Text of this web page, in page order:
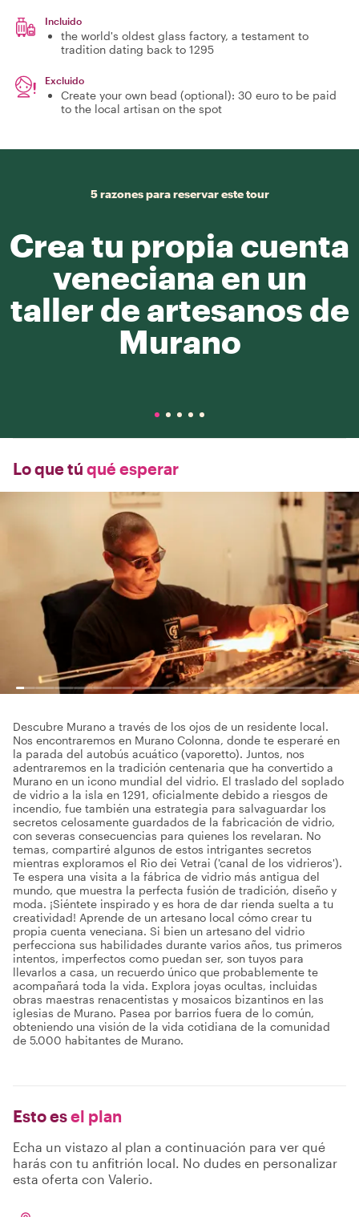
Incluido
the world's oldest glass factory, a testament to
tradition dating back to 1295
Excluido
Create your own bead (optional): 30 euro to be paid
to the local artisan on the spot
5 razones para reservar este tour
Crea tu propia cuenta
veneciana en un
taller de artesanos de
Murano
Lo que tú qué esperar
Descubre Murano a través de los ojos de un residente local.
Nos encontraremos en Murano Colonna, donde te esperaré en
la parada del autobús acuático (vaporetto). Juntos, nos
adentraremos en la tradición centenaria que ha convertido a
Murano en un icono mundial del vidrio. El traslado del soplado
de vidrio a la isla en 1291, oficialmente debido a riesgos de
incendio, fue también una estrategia para salvaguardar los
secretos celosamente guardados de la fabricación de vidrio,
con severas consecuencias para quienes los revelaran. No
temas, compartiré algunos de estos intrigantes secretos
mientras exploramos el Rio dei Vetrai ('canal de los vidrieros').
Te espera una visita a la fábrica de vidrio más antigua del
mundo, que muestra la perfecta fusión de tradición, diseño y
moda. ¡Siéntete inspirado y es hora de dar rienda suelta a tu
creatividad! Aprende de un artesano local cómo crear tu
propia cuenta veneciana. Si bien un artesano del vidrio
perfecciona sus habilidades durante varios años, tus primeros
intentos, imperfectos como puedan ser, son tuyos para
llevarlos a casa, un recuerdo único que probablemente te
acompañará toda la vida. Explora joyas ocultas, incluidas
obras maestras renacentistas y mosaicos bizantinos en las
iglesias de Murano. Pasea por barrios fuera de lo común,
obteniendo una visión de la vida cotidiana de la comunidad
de 5.000 habitantes de Murano.
Esto esel plan
Echa un vistazo al plan a continuación para ver qué
harás con tu anfitrión local. No dudes en personalizar
esta oferta con Valerio.